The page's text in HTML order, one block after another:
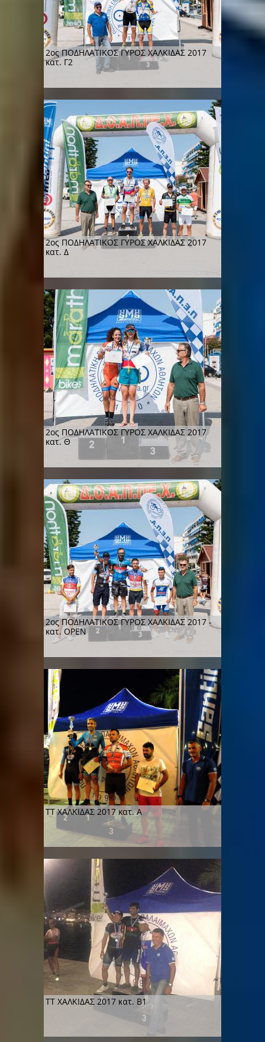
2ος ΠΟΔΗΛΑΤΙΚΟΣ ΓΥΡΟΣ ΧΑΛΚΙΔΑΣ 2017
κατ. Γ2
2ος ΠΟΔΗΛΑΤΙΚΟΣ ΓΥΡΟΣ ΧΑΛΚΙΔΑΣ 2017
κατ. Δ
2ος ΠΟΔΗΛΑΤΙΚΟΣ ΓΥΡΟΣ ΧΑΛΚΙΔΑΣ 2017
κατ. Θ
2ος ΠΟΔΗΛΑΤΙΚΟΣ ΓΥΡΟΣ ΧΑΛΚΙΔΑΣ 2017 -
κατ. OPEN
ΤΤ ΧΑΛΚΙΔΑΣ 2017 κατ. Α
ΤΤ ΧΑΛΚΙΔΑΣ 2017 κατ. Β1